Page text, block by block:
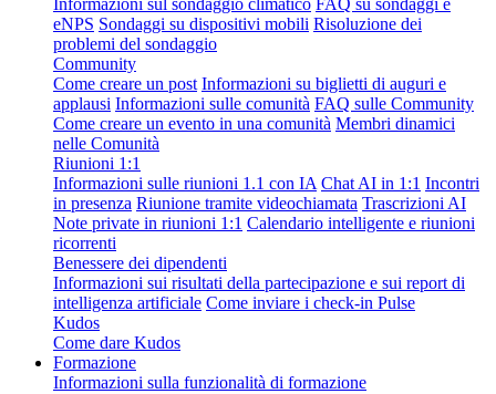
eNPS Sondaggi su dispositivi mobili Risoluzione dei
problemi del sondaggio
Community
Come creare un post Informazioni su biglietti di auguri e
applausi Informazioni sulle comunità FAQ sulle Community
Come creare un evento in una comunità Membri dinamici
nelle Comunità
Riunioni 1:1
Informazioni sulle riunioni 1.1 con IA Chat AI in 1:1 Incontri
in presenza Riunione tramite videochiamata Trascrizioni AI
Note private in riunioni 1:1 Calendario intelligente e riunioni
ricorrenti
Benessere dei dipendenti
Informazioni sui risultati della partecipazione e sui report di
intelligenza artificiale Come inviare i check-in Pulse
Kudos
Come dare Kudos
Formazione
Informazioni sulla funzionalità di formazione